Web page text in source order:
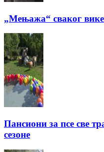
„Мењажа“ сваког
Пансиони за псе све
сезоне